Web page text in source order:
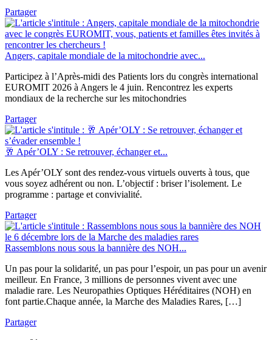
Partager
Angers, capitale mondiale de la mitochondrie avec...
Participez à l’Après-midi des Patients lors du congrès international
EUROMIT 2026 à Angers le 4 juin. Rencontrez les experts
mondiaux de la recherche sur les mitochondries
Partager
🥂 Apér’OLY : Se retrouver, échanger et...
Les Apér’OLY sont des rendez-vous virtuels ouverts à tous, que
vous soyez adhérent ou non. L’objectif : briser l’isolement. Le
programme : partage et convivialité.
Partager
Rassemblons nous sous la bannière des NOH...
Un pas pour la solidarité, un pas pour l’espoir, un pas pour un avenir
meilleur. En France, 3 millions de personnes vivent avec une
maladie rare. Les Neuropathies Optiques Héréditaires (NOH) en
font partie.Chaque année, la Marche des Maladies Rares, […]
Partager